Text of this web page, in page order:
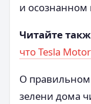
и осознанном
Читайте
что Tesla
О
зелени дома